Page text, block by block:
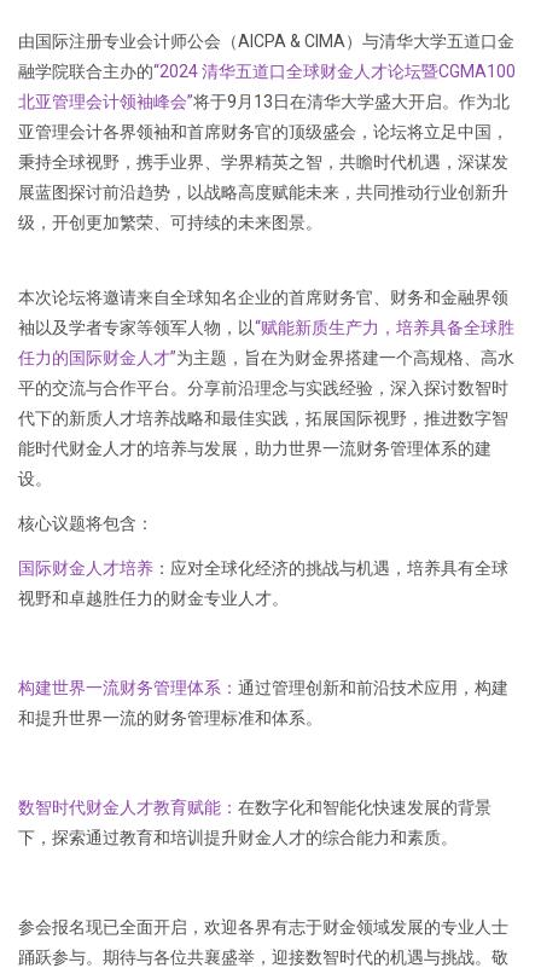
由国际注册专业会计师公会（AICPA & CIMA）与清华大学五道口金
融学院联合主办的“2024 清华五道口全球财金人才论坛暨CGMA100
北亚管理会计领袖峰会”将于9月13日在清华大学盛大开启。作为北
亚管理会计各界领袖和首席财务官的顶级盛会，论坛将立足中国，
秉持全球视野，携手业界、学界精英之智，共瞻时代机遇，深谋发
展蓝图探讨前沿趋势，以战略高度赋能未来，共同推动行业创新升
级，开创更加繁荣、可持续的未来图景。
本次论坛将邀请来自全球知名企业的首席财务官、财务和金融界领
袖以及学者专家等领军人物，以“赋能新质生产力，培养具备全球胜
任力的国际财金人才”为主题，旨在为财金界搭建一个高规格、高水
平的交流与合作平台。分享前沿理念与实践经验，深入探讨数智时
代下的新质人才培养战略和最佳实践，拓展国际视野，推进数字智
能时代财金人才的培养与发展，助力世界一流财务管理体系的建
设。
核心议题将包含：
国际财金人才培养 ：应对全球化经济的挑战与机遇，培养具有全球
视野和卓越胜任力的财金专业人才。
构建世界一流财务管理体系： 通过管理创新和前沿技术应用，构建
和提升世界一流的财务管理标准和体系。
数智时代财金人才教育赋能： 在数字化和智能化快速发展的背景
下，探索通过教育和培训提升财金人才的综合能力和素质。
参会报名现已全面开启，欢迎各界有志于财金领域发展的专业人士
踊跃参与。期待与各位共襄盛举，迎接数智时代的机遇与挑战。敬